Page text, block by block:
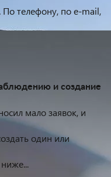
телефону, по e-mail,
и создание
мало заявок, и
один или